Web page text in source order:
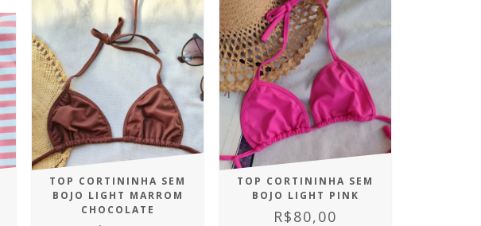
TOP CORTININHA SEM
BOJO LIGHT MARROM
CHOCOLATE
TOP CORTININHA SEM
BOJO LIGHT PINK
R$80,00